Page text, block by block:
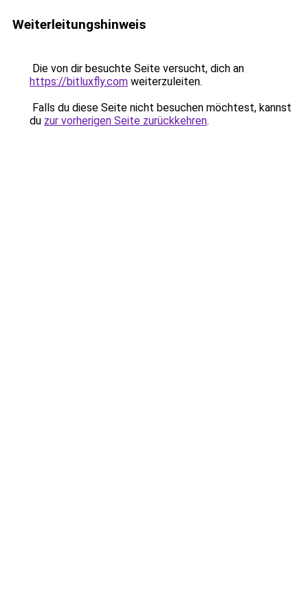
Weiterleitungshinweis
Die von dir besuchte Seite versucht, dich an
https://bitluxfly.com weiterzuleiten.
Falls du diese Seite nicht besuchen möchtest, kannst
du zur vorherigen Seite zurückkehren.